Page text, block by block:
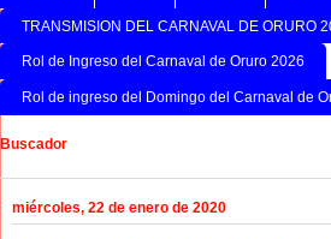
TRANSMISION DEL CARNAVAL DE ORURO
Rol de Ingreso del Carnaval de Oruro 2026
Rol de ingreso del Domingo del Carnaval de
Buscador
miércoles, 22 de enero de 2020